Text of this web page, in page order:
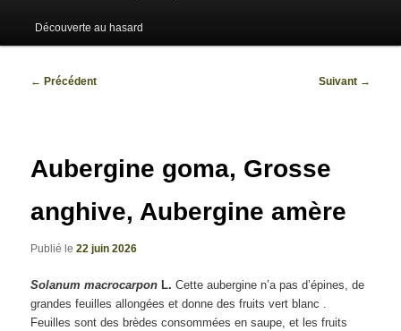
Découverte au hasard
Navigation
← Précédent Suivant →
Aubergine goma, Grosse
anghive, Aubergine amère
Publié le22 juin 2026
Solanum macrocarpon L. Cette aubergine n’a pas d’épines, de
grandes feuilles allongées et donne des fruits vert blanc .
Feuilles sont des brèdes consommées en saupe, et les fruits